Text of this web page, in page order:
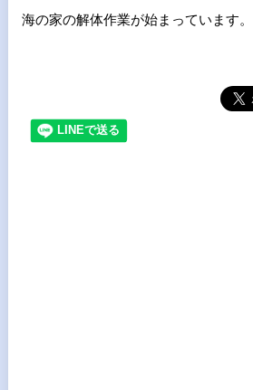
海の家の解体作業が始まっています。